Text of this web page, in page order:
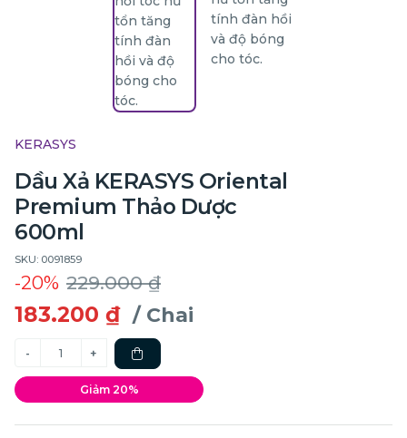
KERASYS
Dầu Xả KERASYS Oriental
Premium Thảo Dược
600ml
SKU: 0091859
-20% 229.000 ₫
183.200 ₫ / Chai
Giảm 20%